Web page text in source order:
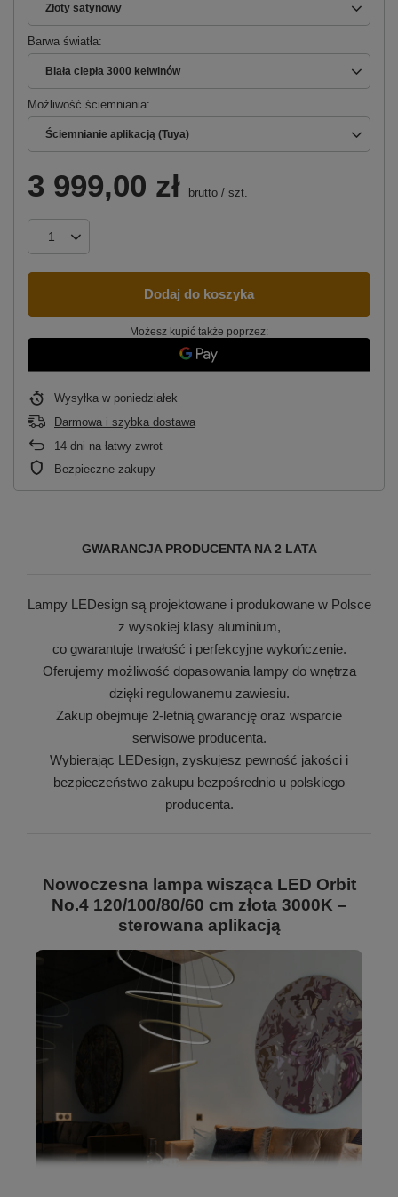
Złoty satynowy
Barwa światła
Biała ciepła 3000 kelwinów
Możliwość ściemniania
Ściemnianie aplikacją (Tuya)
3 999,00 zł brutto / szt.
Dodaj do koszyka
Możesz kupić także poprzez:
Wysyłka w poniedziałek
Darmowa i szybka dostawa
14 dni na łatwy zwrot
Bezpieczne zakupy
GWARANCJA PRODUCENTA NA 2 LATA
Lampy LEDesign są projektowane i produkowane w Polsce
z wysokiej klasy aluminium,
co gwarantuje trwałość i perfekcyjne wykończenie.
Oferujemy możliwość dopasowania lampy do wnętrza
dzięki regulowanemu zawiesiu.
Zakup obejmuje 2-letnią gwarancję oraz wsparcie
serwisowe producenta.
Wybierając LEDesign, zyskujesz pewność jakości i
bezpieczeństwo zakupu bezpośrednio u polskiego
producenta.
Nowoczesna lampa wisząca LED Orbit
No.4 120/100/80/60 cm złota 3000K –
sterowana aplikacją